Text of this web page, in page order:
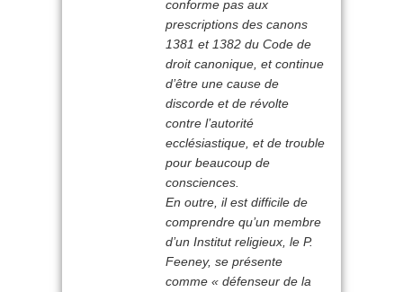
conforme pas aux
prescriptions des canons
1381 et 1382 du Code de
droit canonique, et continue
d’être une cause de
discorde et de révolte
contre l’autorité
ecclésiastique, et de trouble
pour beaucoup de
consciences.
En outre, il est difficile de
comprendre qu’un membre
d’un Institut religieux, le P.
Feeney, se présente
comme « défenseur de la